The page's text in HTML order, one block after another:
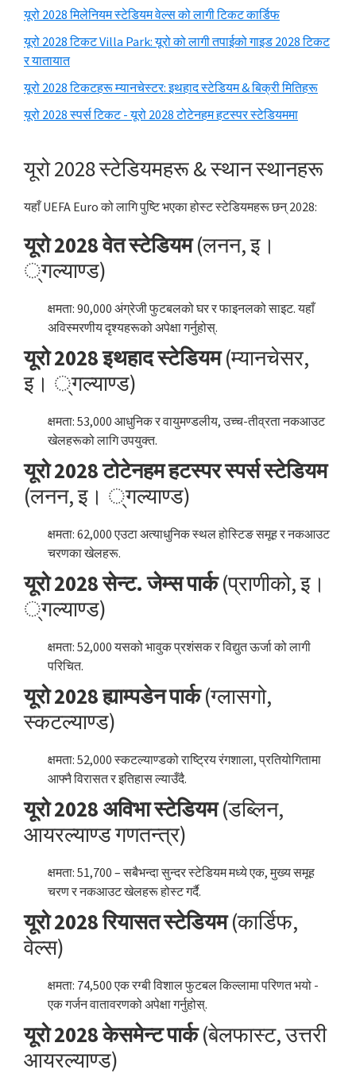
यूरो 2028 मिलेनियम स्टेडियम वेल्स को लागी टिकट कार्डिफ
यूरो 2028 टिकट Villa Park: यूरो को लागी तपाईको गाइड 2028 टिकट
र यातायात
यूरो 2028 टिकटहरू म्यानचेस्टर: इथहाद स्टेडियम & बिक्री मितिहरू
यूरो 2028 स्पर्स टिकट - यूरो 2028 टोटेनहम हटस्पर स्टेडियममा
यूरो 2028 स्टेडियमहरू & स्थान स्थानहरू
यहाँ UEFA Euro को लागि पुष्टि भएका होस्ट स्टेडियमहरू छन् 2028:
यूरो 2028 वेत स्टेडियम(लनन, इ।
्गल्याण्ड)
क्षमता: 90,000 अंग्रेजी फुटबलको घर र फाइनलको साइट. यहाँ
अविस्मरणीय दृश्यहरूको अपेक्षा गर्नुहोस्.
यूरो 2028 इथहाद स्टेडियम(म्यानचेसर,
इ। ्गल्याण्ड)
क्षमता: 53,000 आधुनिक र वायुमण्डलीय, उच्च-तीव्रता नकआउट
खेलहरूको लागि उपयुक्त.
यूरो 2028 टोटेनहम हटस्पर स्पर्स स्टेडियम
(लनन, इ। ्गल्याण्ड)
क्षमता: 62,000 एउटा अत्याधुनिक स्थल होस्टिङ समूह र नकआउट
चरणका खेलहरू.
यूरो 2028 सेन्ट. जेम्स पार्क(प्राणीको, इ।
्गल्याण्ड)
क्षमता: 52,000 यसको भावुक प्रशंसक र विद्युत ऊर्जा को लागी
परिचित.
यूरो 2028 ह्याम्पडेन पार्क(ग्लासगो,
स्कटल्याण्ड)
क्षमता: 52,000 स्कटल्याण्डको राष्ट्रिय रंगशाला, प्रतियोगितामा
आफ्नै विरासत र इतिहास ल्याउँदै.
यूरो 2028 अविभा स्टेडियम(डब्लिन,
आयरल्याण्ड गणतन्त्र)
क्षमता: 51,700 – सबैभन्दा सुन्दर स्टेडियम मध्ये एक, मुख्य समूह
चरण र नकआउट खेलहरू होस्ट गर्दै.
यूरो 2028 रियासत स्टेडियम(कार्डिफ,
वेल्स)
क्षमता: 74,500 एक रग्बी विशाल फुटबल किल्लामा परिणत भयो -
एक गर्जन वातावरणको अपेक्षा गर्नुहोस्.
यूरो 2028 केसमेन्ट पार्क(बेलफास्ट, उत्तरी
आयरल्याण्ड)